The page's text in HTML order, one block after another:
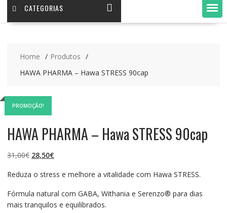
CATEGORIAS
Home
Produtos
HAWA PHARMA – Hawa STRESS 90cap
PROMOÇÃO!
HAWA PHARMA – Hawa STRESS 90cap
31,00€ O
original
31,00€.
28,50€O
atual
28,50€.
Reduza o stress e melhore a vitalidade com Hawa STRESS.
Fórmula natural com GABA, Withania e Serenzo® para dias
mais tranquilos e equilibrados.